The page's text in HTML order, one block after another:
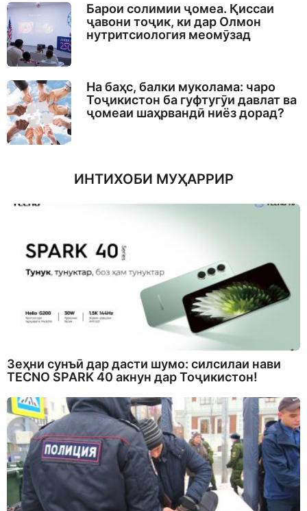
Барои солимии ҷомеа. Қиссаи
ҷавони тоҷик, ки дар Олмон
нутритсиология меомӯзад
На баҳс, балки муколама: чаро
Тоҷикистон ба гуфтугӯи давлат ва
ҷомеаи шаҳрвандӣ ниёз дорад?
ИНТИХОБИ МУҲАРРИР
Зеҳни сунъӣ дар дасти шумо: силсилаи нави
TECNO SPARK 40 акнун дар Тоҷикистон!